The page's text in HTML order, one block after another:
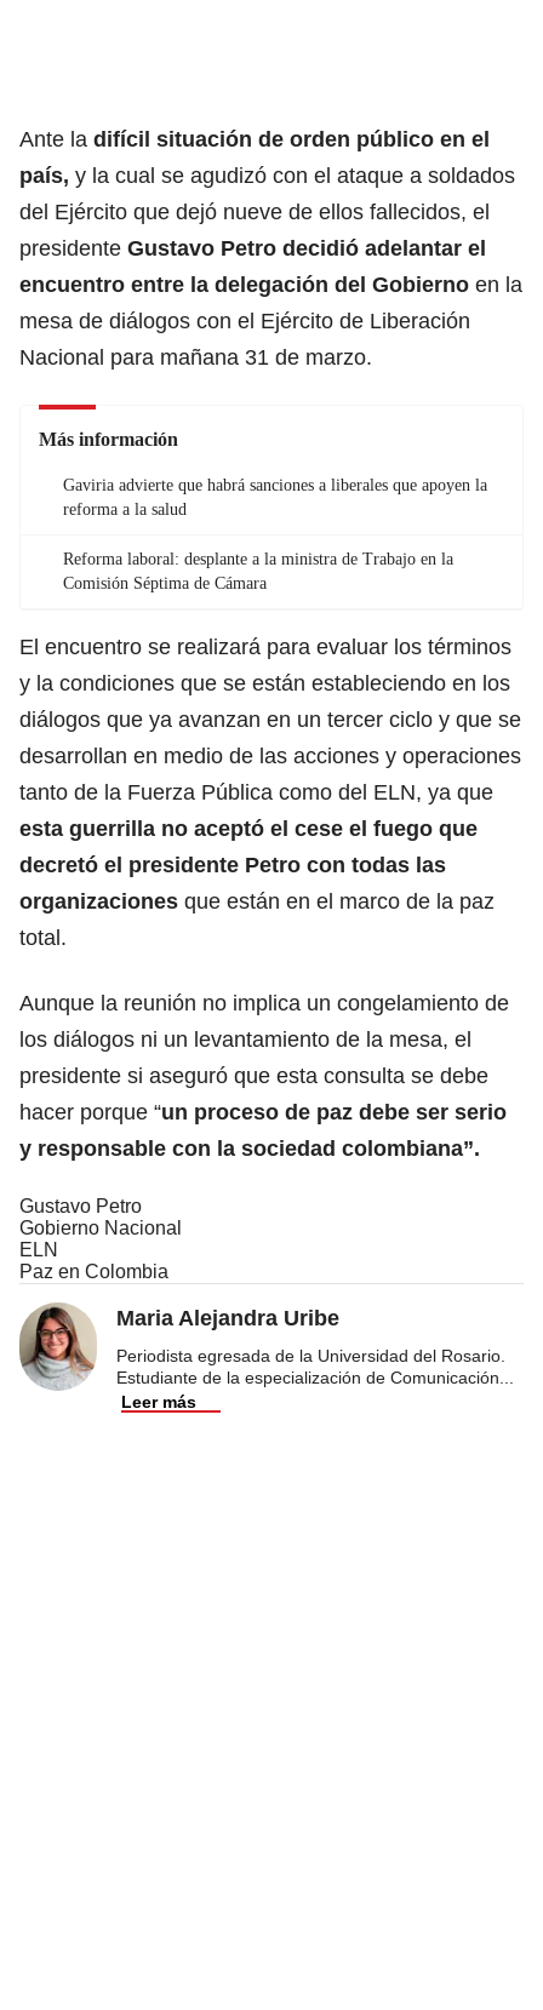
Ante la difícil situación de orden público en el
país, y la cual se agudizó con el ataque a soldados
del Ejército que dejó nueve de ellos fallecidos, el
presidente Gustavo Petro decidió adelantar el
encuentro entre la delegación del Gobierno en la
mesa de diálogos con el Ejército de Liberación
Nacional para mañana 31 de marzo.
Más información
Gaviria advierte que habrá sanciones a liberales que apoyen la
reforma a la salud
Reforma laboral: desplante a la ministra de Trabajo en la
Comisión Séptima de Cámara
El encuentro se realizará para evaluar los términos
y la condiciones que se están estableciendo en los
diálogos que ya avanzan en un tercer ciclo y que se
desarrollan en medio de las acciones y operaciones
tanto de la Fuerza Pública como del ELN, ya que
esta guerrilla no aceptó el cese el fuego que
decretó el presidente Petro con todas las
organizaciones que están en el marco de la paz
total.
Aunque la reunión no implica un congelamiento de
los diálogos ni un levantamiento de la mesa, el
presidente si aseguró que esta consulta se debe
hacer porque “un proceso de paz debe ser serio
y responsable con la sociedad colombiana”.
Gustavo Petro
Gobierno Nacional
ELN
Paz en Colombia
Maria Alejandra Uribe
Periodista egresada de la Universidad del Rosario.
Estudiante de la especialización de Comunicación
Leer más